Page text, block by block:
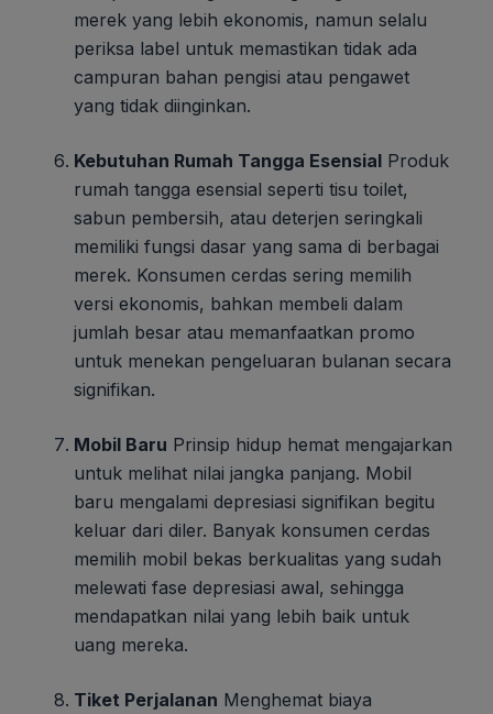
merek yang lebih ekonomis, namun selalu
periksa label untuk memastikan tidak ada
campuran bahan pengisi atau pengawet
yang tidak diinginkan.
Kebutuhan Rumah Tangga Esensial Produk
rumah tangga esensial seperti tisu toilet,
sabun pembersih, atau deterjen seringkali
memiliki fungsi dasar yang sama di berbagai
merek. Konsumen cerdas sering memilih
versi ekonomis, bahkan membeli dalam
jumlah besar atau memanfaatkan promo
untuk menekan pengeluaran bulanan secara
signifikan.
Mobil Baru Prinsip hidup hemat mengajarkan
untuk melihat nilai jangka panjang. Mobil
baru mengalami depresiasi signifikan begitu
keluar dari diler. Banyak konsumen cerdas
memilih mobil bekas berkualitas yang sudah
melewati fase depresiasi awal, sehingga
mendapatkan nilai yang lebih baik untuk
uang mereka.
Tiket Perjalanan Menghemat biaya